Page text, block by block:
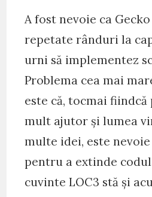
A fost nevoie ca
repetate rânduri la
urni să implementez
Problema cea mai
este că, tocmai
mult ajutor şi lumea
multe idei, este
pentru a extinde
cuvinte LOC3 stă şi